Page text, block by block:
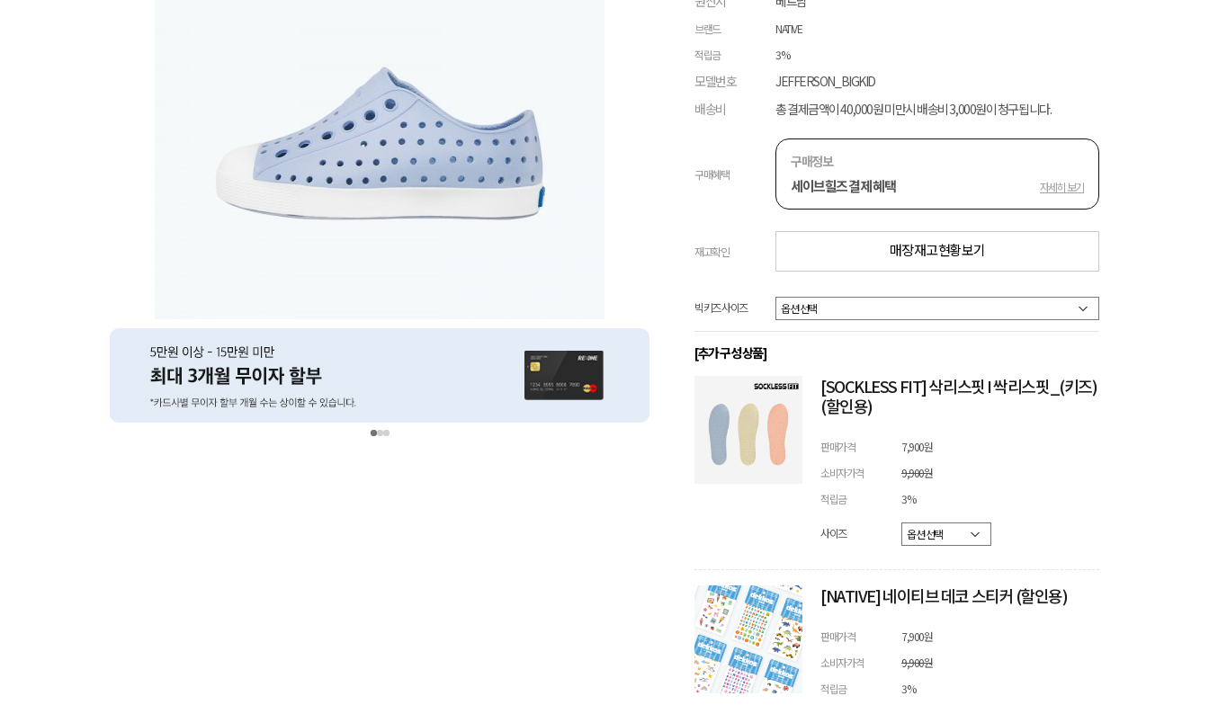
브랜드
NATIVE
적립금
3%
모델번호
JEFFERSON_BIGKID
배송비
총 결제금액이 40,000원 미만시 배송비 3,000원이 청구됩니다.
구매혜택
구매정보
세이브힐즈 결제 혜택 자세히 보기
재고확인 매장 재고 현황 보기
빅키즈 사이즈
[추가 구성 상품]
[SOCKLESS FIT] 삭리스핏 I 싹리스핏_(키즈)
(할인용)
판매가격
7,900원
소비자가격
9,900원
적립금
3%
사이즈
[NATIVE] 네이티브 데코 스티커 (할인용)
판매가격
7,900원
소비자가격
9,900원
적립금
3%